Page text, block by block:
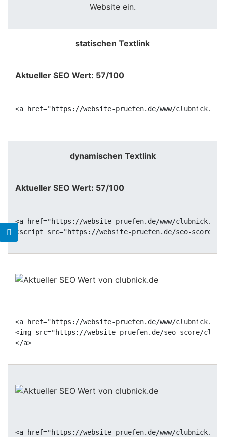
Website ein.
statischen Textlink
Aktueller SEO Wert: 57/100
<a href="https://website-pruefen.de/www/
dynamischen Textlink
Aktueller SEO Wert: 57/100
<a href="https://website-pruefen.de/www/
<a href="https://website-pruefen.de/www/
<img src="https://website-pruefen.de/seo-score/
<a href="https://website-pruefen.de/www/